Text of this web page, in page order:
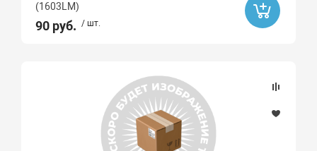
(1603LМ)
90 руб. / шт.